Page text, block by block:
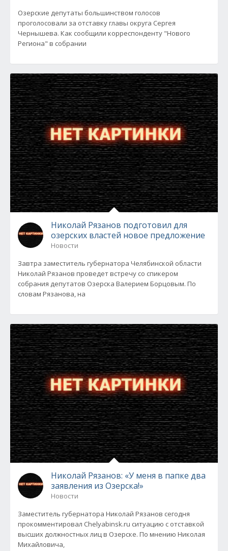
Озерские депутаты большинством голосов
проголосовали за отставку главы округа Сергея
Чернышева. Как сообщили корреспонденту "Нового
Региона" в собрании
Николай Рязанов подготовил для
озерских властей новое предложение
Новости
Завтра заместитель губернатора Челябинской области
Николай Рязанов проведет встречу со спикером
собрания депутатов Озерска Валерием Борцовым. По
словам Рязанова, на
Николай Рязанов: «У меня в папке два
заявления из Озерска!»
Новости
Заместитель губернатора Николай Рязанов сегодня
прокомментировал Chelyabinsk.ru ситуацию с отставкой
высших должностных лиц в Озерске. По мнению Николая
Михайловича,